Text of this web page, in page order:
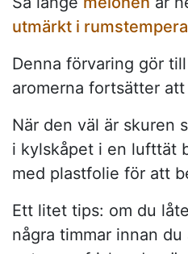
utmärkt i
Denna förvaring gör
aromerna fortsätter
När den väl är skuren
i kylskåpet i en lufttät
med plastfolie för att
Ett litet tips: om du
några timmar innan